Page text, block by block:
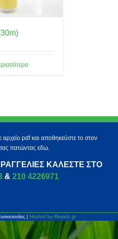
pdf και αποθηκεύστε το στον
πατώντας εδω.
ΚΑΛΈΣΤΕ ΣΤΟ
& 210 4226971
| Hosted by Reweb.gr